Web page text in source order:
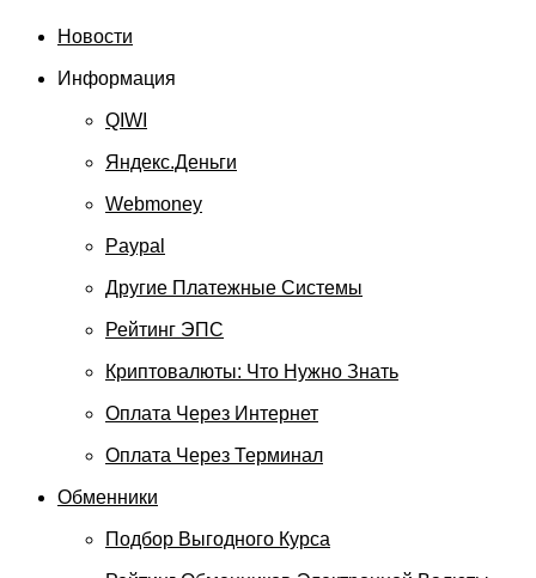
Новости
Информация
QIWI
Яндекс.Деньги
Webmoney
Paypal
Другие Платежные Системы
Рейтинг ЭПС
Криптовалюты: Что Нужно Знать
Оплата Через Интернет
Оплата Через Терминал
Обменники
Подбор Выгодного Курса